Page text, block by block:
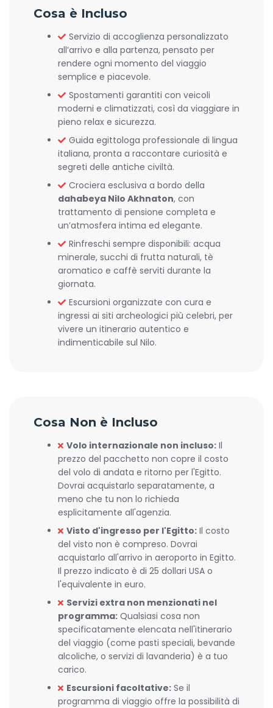
Cosa è Incluso
Servizio di accoglienza personalizzato
all’arrivo e alla partenza, pensato per
rendere ogni momento del viaggio
semplice e piacevole.
Spostamenti garantiti con veicoli
moderni e climatizzati, così da viaggiare in
pieno relax e sicurezza.
Guida egittologa professionale di lingua
italiana, pronta a raccontare curiosità e
segreti delle antiche civiltà.
Crociera esclusiva a bordo della
dahabeya Nilo Akhnaton, con
trattamento di pensione completa e
un’atmosfera intima ed elegante.
Rinfreschi sempre disponibili: acqua
minerale, succhi di frutta naturali, tè
aromatico e caffè serviti durante la
giornata.
Escursioni organizzate con cura e
ingressi ai siti archeologici più celebri, per
vivere un itinerario autentico e
indimenticabile sul Nilo.
Cosa Non è Incluso
Volo internazionale non incluso: Il
prezzo del pacchetto non copre il costo
del volo di andata e ritorno per l'Egitto.
Dovrai acquistarlo separatamente, a
meno che tu non lo richieda
esplicitamente all'agenzia.
Visto d'ingresso per l'Egitto: Il costo
del visto non è compreso. Dovrai
acquistarlo all'arrivo in aeroporto in Egitto.
Il prezzo indicato è di 25 dollari USA o
l'equivalente in euro.
Servizi extra non menzionati nel
programma: Qualsiasi cosa non
specificatamente elencata nell'itinerario
del viaggio (come pasti speciali, bevande
alcoliche, o servizi di lavanderia) è a tuo
carico.
Escursioni facoltative: Se il
programma di viaggio offre la possibilità di